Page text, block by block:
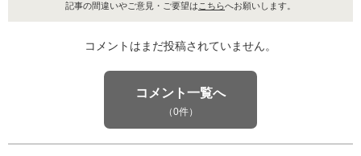
記事の間違いやご意見・ご要望は こちらへお願いします。
コメントはまだ投稿されていません。
コメント一覧へ
（0件）